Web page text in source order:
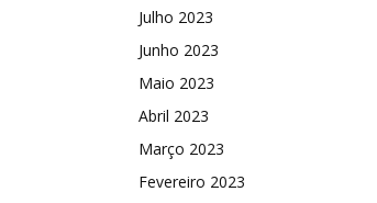
Julho 2023
Junho 2023
Maio 2023
Abril 2023
Março 2023
Fevereiro 2023